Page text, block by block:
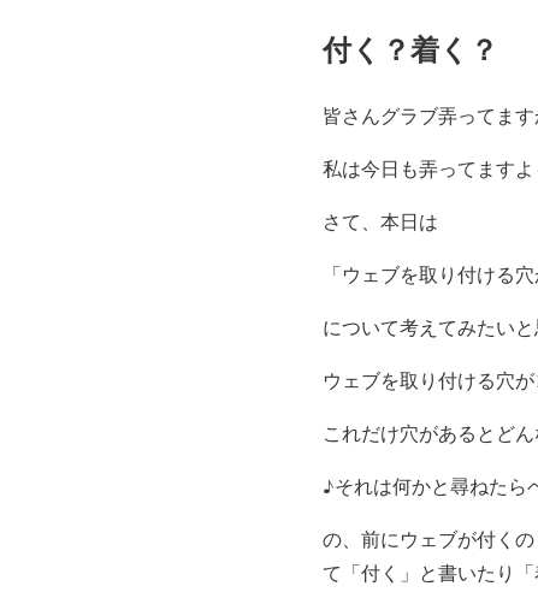
付く？着く？
皆さんグラブ弄ってます
私は今日も弄ってます
さて、本日は
「ウェブを取り付ける
について考えてみたいと
ウェブを取り付ける穴
これだけ穴があるとど
♪それは何かと尋ねたら
の、前にウェブが付く
て「付く」と書いたり